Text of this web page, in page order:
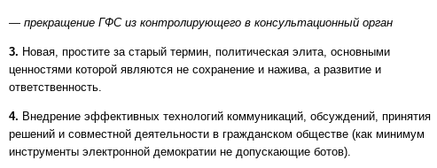
— прекращение ГФС из контролирующего в консультационный орган
3. Новая, простите за старый термин, политическая элита, основными
ценностями которой являются не сохранение и нажива, а развитие и
ответственность.
4. Внедрение эффективных технологий коммуникаций, обсуждений, принятия
решений и совместной деятельности в гражданском обществе (как минимум
инструменты электронной демократии не допускающие ботов).